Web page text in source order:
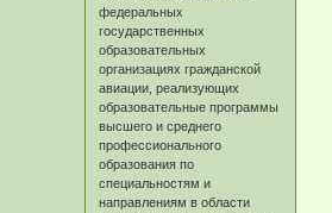
федеральных
государственных
образовательных
организациях гражданской
авиации, реализующих
образовательные программы
высшего и среднего
профессионального
образования по
специальностям и
направлениям в области